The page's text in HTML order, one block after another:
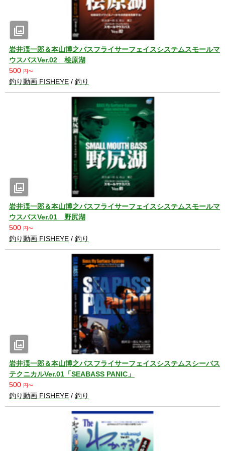
photo_library
岩井渓一郎＆本山博之バスフライサーフェイスシステムスモールマ
ウスバスVer.02 桧原湖
500 円〜
釣り動画 FISHEYE / 釣り
photo_library
岩井渓一郎＆本山博之バスフライサーフェイスシステムスモールマ
ウスバスVer.01 野尻湖
500 円〜
釣り動画 FISHEYE / 釣り
photo_library
岩井渓一郎＆本山博之バスフライサーフェイスシステムスシーバス
テクニカルVer.01「SEABASS PANIC」
500 円〜
釣り動画 FISHEYE / 釣り